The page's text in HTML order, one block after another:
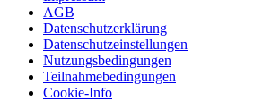
AGB
Datenschutzerklärung
Datenschutzeinstellungen
Nutzungsbedingungen
Teilnahmebedingungen
Cookie-Info